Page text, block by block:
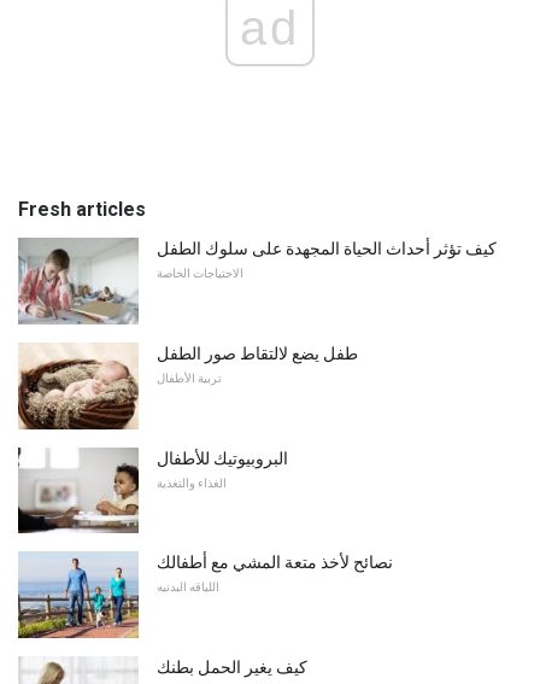
ad
Fresh articles
كيف تؤثر أحداث الحياة المجهدة على سلوك الطفل
الاحتياجات الخاصة
طفل يضع لالتقاط صور الطفل
تربية الأطفال
البروبيوتيك للأطفال
الغذاء والتغذية
نصائح لأخذ متعة المشي مع أطفالك
اللياقه البدنيه
كيف يغير الحمل بطنك